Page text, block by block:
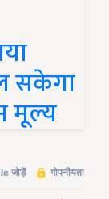
सकेगा
मूल्य